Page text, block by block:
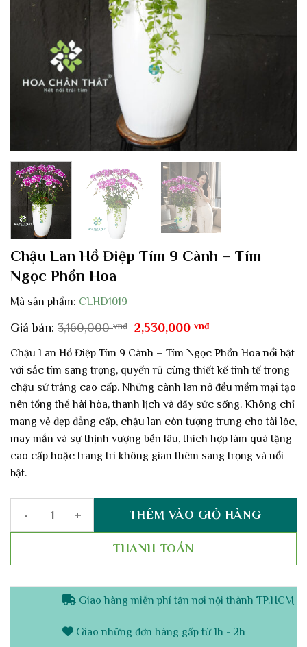
Chậu Lan Hồ Điệp Tím 9 Cành – Tím
Ngọc Phồn Hoa
Mã sản phẩm: CLHD1019
Giá bán: 3,160,000vnđ
Giá
là:
3,160,000 vnđ.
2,530,000vnđGiá
tại
là:
2,530,000 vnđ.
Chậu Lan Hồ Điệp Tím 9 Cành – Tím Ngọc Phồn Hoa nổi bật
với sắc tím sang trọng, quyến rũ cùng thiết kế tinh tế trong
chậu sứ trắng cao cấp. Những cành lan nở đều mềm mại tạo
nên tổng thể hài hòa, thanh lịch và đầy sức sống. Không chỉ
mang vẻ đẹp đẳng cấp, chậu lan còn tượng trưng cho tài lộc,
may mắn và sự thịnh vượng bền lâu, thích hợp làm quà tặng
cao cấp hoặc trang trí không gian thêm sang trọng và nổi
bật.
Chậu Lan Hồ Điệp Tím 9 Cành – Tím Ngọc Phồn Hoa số lượng
THÊM VÀO GIỎ HÀNG
THANH TOÁN
Giao hàng miễn phí tận nơi nội thành TP.HCM
Giao những đơn hàng gấp từ 1h - 2h